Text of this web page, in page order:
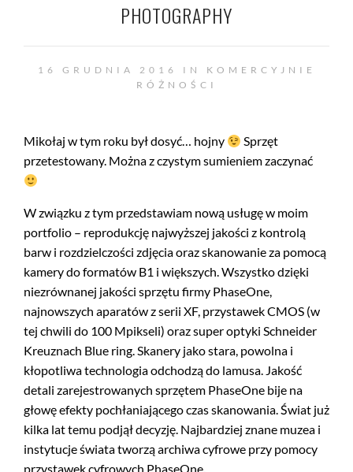
PHOTOGRAPHY
16 GRUDNIA 2016 IN KOMERCYJNIE
RÓŻNOŚCI
Mikołaj w tym roku był dosyć… hojny
Sprzęt
przetestowany. Można z czystym sumieniem zaczynać
W związku z tym przedstawiam nową usługę w moim
portfolio – reprodukcję najwyższej jakości z kontrolą
barw i rozdzielczości zdjęcia oraz skanowanie za pomocą
kamery do formatów B1 i większych. Wszystko dzięki
niezrównanej jakości sprzętu firmy PhaseOne,
najnowszych aparatów z serii XF, przystawek CMOS (w
tej chwili do 100 Mpikseli) oraz super optyki Schneider
Kreuznach Blue ring. Skanery jako stara, powolna i
kłopotliwa technologia odchodzą do lamusa. Jakość
detali zarejestrowanych sprzętem PhaseOne bije na
głowę efekty pochłaniającego czas skanowania. Świat już
kilka lat temu podjął decyzję. Najbardziej znane muzea i
instytucje świata tworzą archiwa cyfrowe przy pomocy
przystawek cyfrowych PhaseOne.